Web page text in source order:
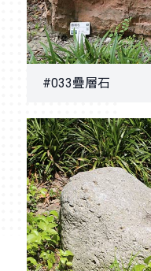
#033疊層石